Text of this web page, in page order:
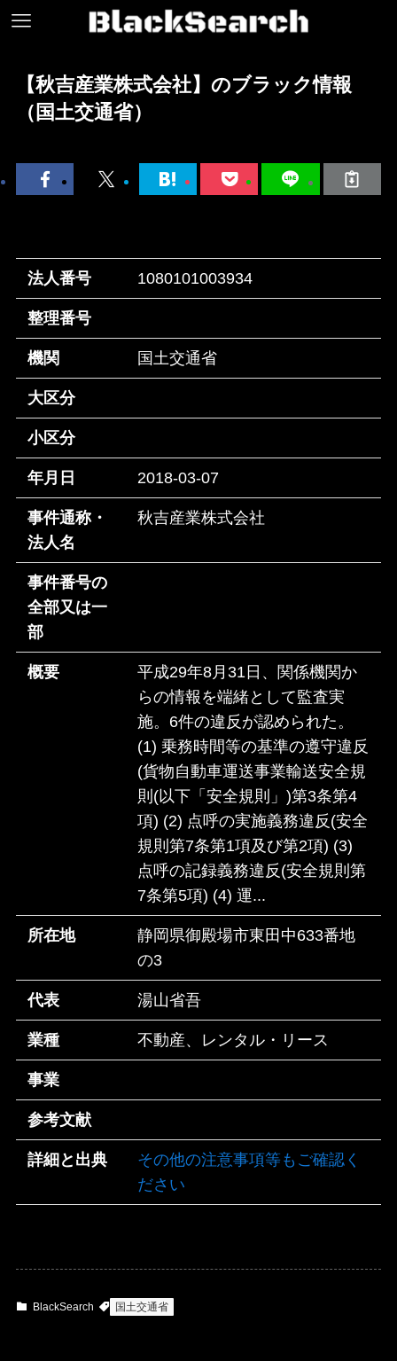
【秋吉産業株式会社】のブラック情報
（国土交通省）
法人番号 1080101003934
整理番号
機関 国土交通省
大区分
小区分
年月日 2018-03-07
事件通称・
法人名
秋吉産業株式会社
事件番号の
全部又は一
部
概要
平成29年8月31日、関係機関か
らの情報を端緒として監査実
施。6件の違反が認められた。
(1) 乗務時間等の基準の遵守違反
(貨物自動車運送事業輸送安全規
則(以下「安全規則」)第3条第4
項) (2) 点呼の実施義務違反(安全
規則第7条第1項及び第2項) (3)
点呼の記録義務違反(安全規則第
7条第5項) (4) 運...
所在地
静岡県御殿場市東田中633番地
の3
代表 湯山省吾
業種 不動産、レンタル・リース
事業
参考文献
詳細と出典
その他の注意事項等もご確認く
ださい
BlackSearch 国土交通省